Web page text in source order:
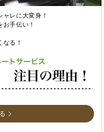
レに大変身！
手伝い！
る！